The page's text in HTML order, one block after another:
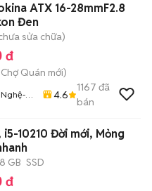
ATX 16-28mmF2.8
Đen
sửa chữa)
đ
Chợ Quán mới)
4.6
1167 đã
bán
i5-10210 Đời mới, Mỏng
8 GB SSD
đ